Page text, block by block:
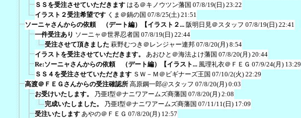
ＳＳを受注させていただきます はる＠キノウツン藩国 07/8/19(日) 23:22
イラスト２受注希望です くま＠鍋の国 07/8/25(土) 21:51
ソーニャさんからの依頼 （デート編）【イラスト２... 阪明日見＠スタッフ 07/8/19(日) 22:41
一件受注あり ソーニャ＠世界忍者国 07/8/19(日) 22:44
受注させて頂きました 萩野むつき＠レンジャー連邦 07/8/20(月) 8:54
イラストを受注させていただきます。
あおひと＠海法よけ藩国 07/8/20(月) 20:44
Re:ソーニャさんからの依頼 （デート編）【イラスト... 風理礼衣＠ＦＥＧ 07/9/24(月) 13:29
ＳＳ４を受注させていただきます ＳＷ－Ｍ＠ビギナーズ王国 07/10/2(火) 22:29
高渡＠ＦＥＧさんからの受注確認所 高原鋼一郎@スタッフ 07/8/20(月) 0:03
お受けいたします。
乃亜I型＠ナニワアームズ商藩国 07/8/20(月) 2:08
完成いたしました。
乃亜I型＠ナニワアームズ商藩国 07/11/11(日) 17:09
受注いたします あやの＠ＦＥＧ 07/8/20(月) 12:57